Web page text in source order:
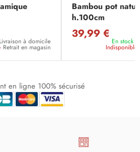
Livraison à domicile
Retrait en magasin
Bambou pot
h.100cm
39,99 €
En stock
Indisponible
en ligne 100% sécurisé